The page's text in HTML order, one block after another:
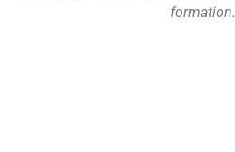
formation.